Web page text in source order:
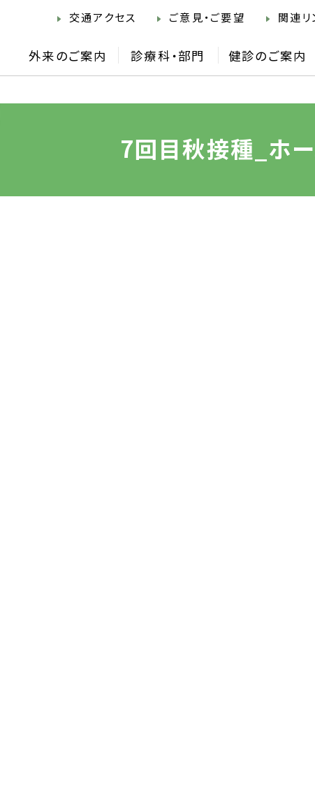
交通アクセス ご意見・ご要望 関連リ
外来のご案内 診療科・部門 健診のご案内
7回目秋接種_ホ